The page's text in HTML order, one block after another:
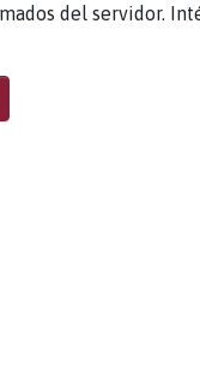
del servidor.